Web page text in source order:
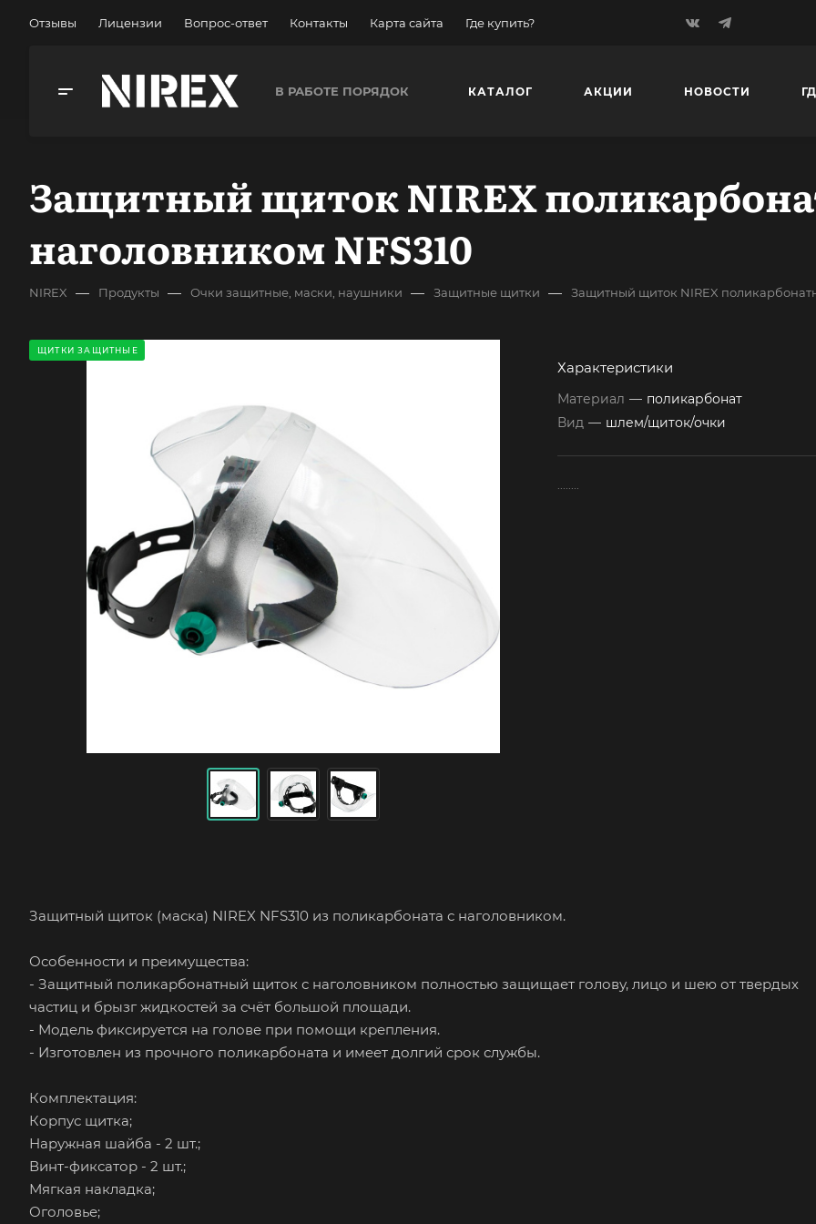
Отзывы Лицензии Вопрос-ответ Контакты Карта сайта Где купить?
В РАБОТЕ ПОРЯДОК КАТАЛОГ АКЦИИ НОВОСТИ
Защитный щиток NIREX
наголовником NFS310
NIREX — Продукты — Очки защитные, маски, наушники — Защитные щитки — Защитный щиток NIREX
ЩИТКИ ЗАЩИТНЫЕ
Характеристики
Материал — поликарбонат
Вид — шлем/щиток/очки
Защитный щиток (маска) NIREX NFS310 из поликарбоната с наголовником.
Особенности и преимущества:
- Защитный поликарбонатный щиток с наголовником полностью защищает голову, лицо и шею от твердых
частиц и брызг жидкостей за счёт большой площади.
- Модель фиксируется на голове при помощи крепления.
- Изготовлен из прочного поликарбоната и имеет долгий срок службы.
Комплектация:
Корпус щитка;
Наружная шайба - 2 шт.;
Винт-фиксатор - 2 шт.;
Мягкая накладка;
Оголовье;